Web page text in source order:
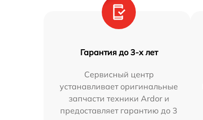
Гарантия до 3-х лет
Сервисный центр
устанавливает оригинальные
запчасти техники Ardor и
предоставляет гарантию до 3